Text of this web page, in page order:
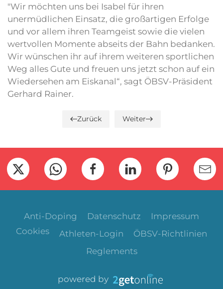
"Wir möchten uns bei Isabel für ihren
unermüdlichen Einsatz, die großartigen Erfolge
und vor allem ihren Teamgeist sowie die vielen
wertvollen Momente abseits der Bahn bedanken.
Wir wünschen ihr auf ihrem weiteren sportlichen
Weg alles Gute und freuen uns jetzt schon auf ein
Wiedersehen am Eiskanal“, sagt ÖBSV-Präsident
Gerhard Rainer.
Zurück Weiter
Anti-Doping Datenschutz
Impressum
Cookies
Athleten-Login
ÖBSV-Richtlinien
Reglements
powered by